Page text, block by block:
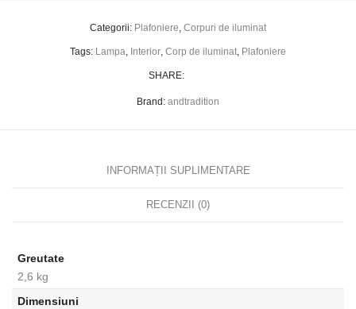
Categorii: Plafoniere, Corpuri de iluminat
Tags: Lampa, Interior, Corp de iluminat, Plafoniere
SHARE:
Brand: andtradition
INFORMAȚII SUPLIMENTARE
RECENZII (0)
Greutate
2,6 kg
Dimensiuni